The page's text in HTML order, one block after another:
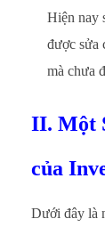
Hiện nay
được sửa
mà chưa
II. Một
của
Dưới đây là